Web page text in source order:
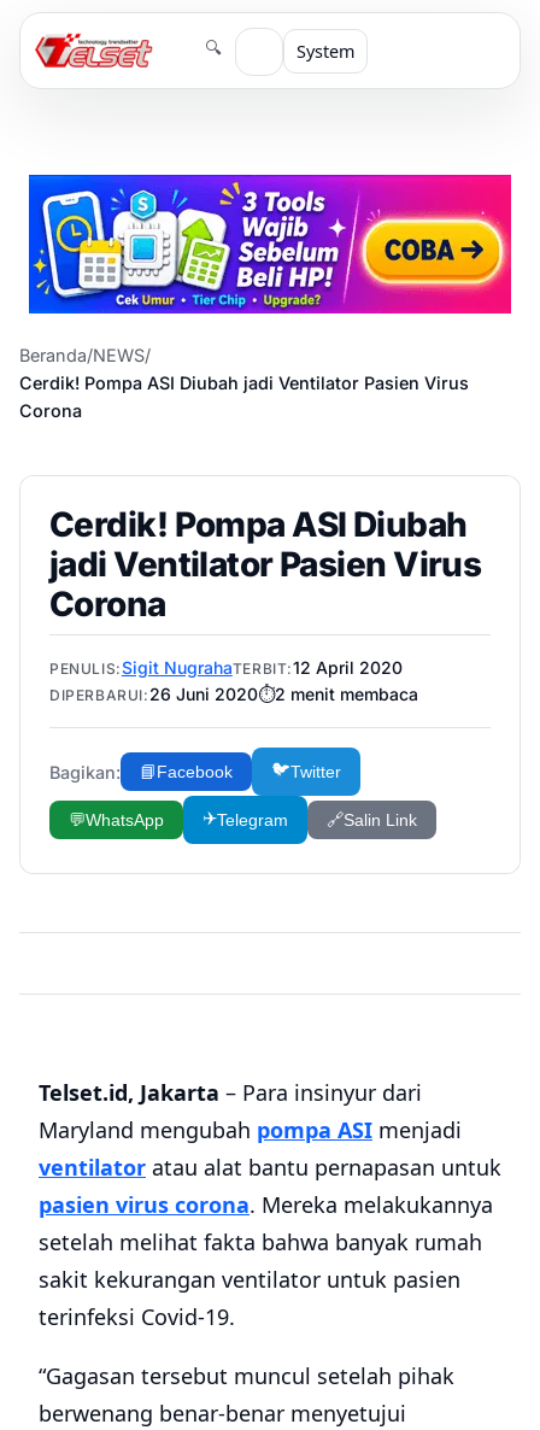
🔍 System
Beranda/NEWS/
Cerdik! Pompa ASI Diubah jadi Ventilator Pasien Virus
Corona
Cerdik! Pompa ASI Diubah
jadi Ventilator Pasien Virus
Corona
PENULIS:Sigit NugrahaTERBIT:12 April 2020
DIPERBARUI: 26 Juni 2020⏱️2 menit membaca
Bagikan: 📘Facebook 🐦Twitter
💬WhatsApp ✈️Telegram 🔗Salin Link
Telset.id, Jakarta – Para insinyur dari
Maryland mengubah pompa ASI menjadi
ventilator atau alat bantu pernapasan untuk
pasien virus corona. Mereka melakukannya
setelah melihat fakta bahwa banyak rumah
sakit kekurangan ventilator untuk pasien
terinfeksi Covid-19.
“Gagasan tersebut muncul setelah pihak
berwenang benar-benar menyetujui